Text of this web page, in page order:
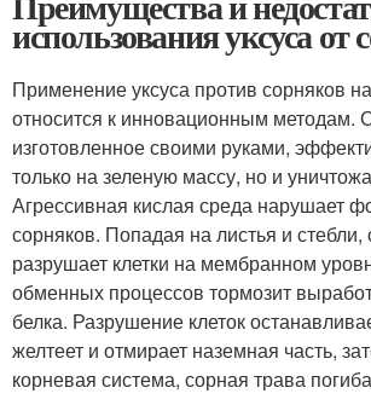
использования уксуса от
Применение уксуса против сорняков
относится к инновационным методам.
изготовленное своими руками,
только на зеленую массу, но и
Агрессивная кислая среда нарушает
сорняков. Попадая на листья и стебли,
разрушает клетки на мембранном
обменных процессов тормозит
белка. Разрушение клеток
желтеет и отмирает наземная часть,
корневая система, сорная трава